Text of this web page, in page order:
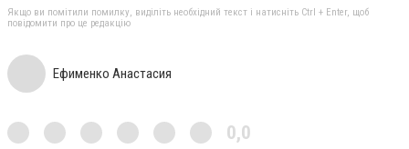
Якщо ви помітили помилку, виділіть необхідний текст і натисніть Ctrl + Enter, щоб
повідомити про це редакцію
Ефименко Анастасия
0,0